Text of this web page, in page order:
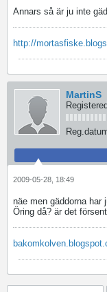
Annars så är ju inte
http://
MartinS
2009-05-28, 18:49
näe men gäddorna har
Öring då? är det